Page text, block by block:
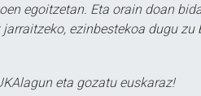
egoitzetan. Eta orain doan
ezinbestekoa dugu
eta gozatu euskaraz!